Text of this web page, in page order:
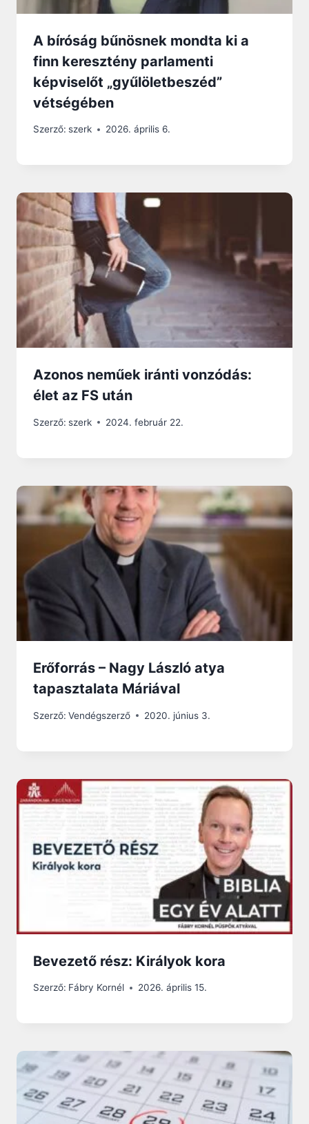
A bíróság bűnösnek mondta ki a
finn keresztény parlamenti
képviselőt „gyűlöletbeszéd”
vétségében
Szerző: szerk 2026. április 6.
Azonos neműek iránti vonzódás:
élet az FS után
Szerző: szerk 2024. február 22.
Erőforrás – Nagy László atya
tapasztalata Máriával
Szerző: Vendégszerző 2020. június 3.
Bevezető rész: Királyok kora
Szerző: Fábry Kornél 2026. április 15.